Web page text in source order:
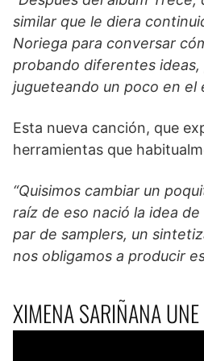
similar que le diera
Noriega para conversar
probando diferentes
jugueteando un poco en el
Esta nueva canción, que
herramientas que
“Quisimos cambiar un
raíz de eso nació la idea
par de samplers, un
nos obligamos a producir
XIMENA SARIÑANA